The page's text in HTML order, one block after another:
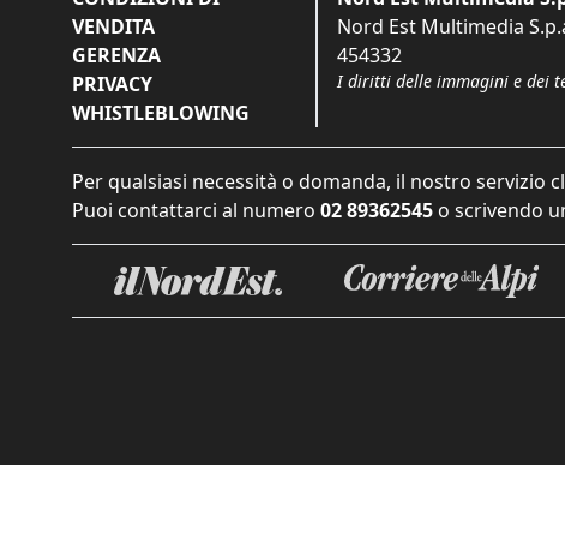
VENDITA
GERENZA
PRIVACY
WHISTLEBLOWING
Nord Est Multimedia
454332
I diritti delle immagini e dei
Per qualsiasi necessità o domanda, il nostro servizio
Puoi contattarci al numero 02 89362545 o scrivendo